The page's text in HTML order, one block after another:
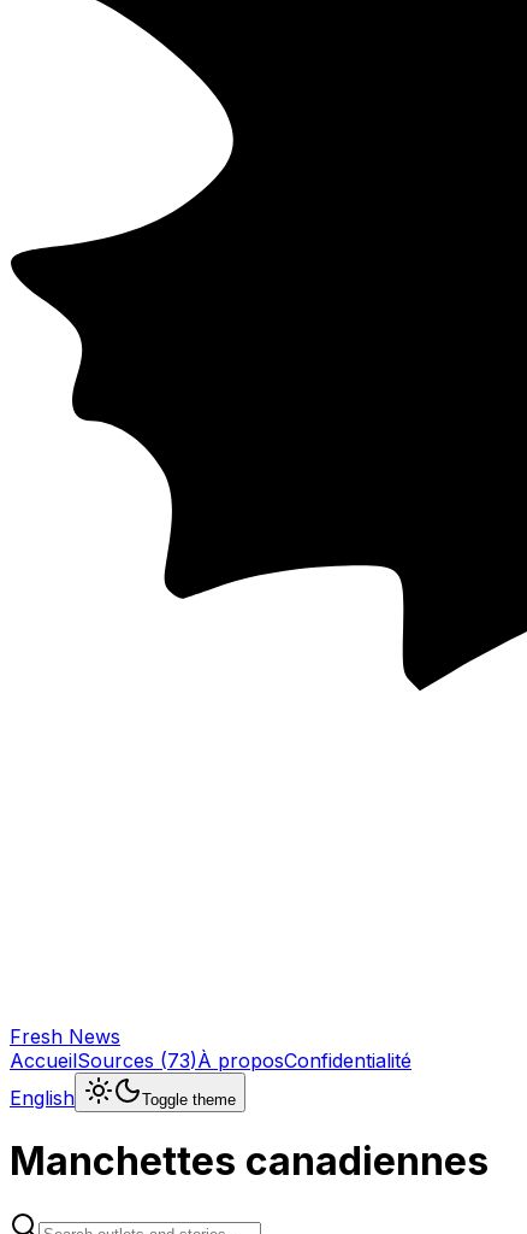
Fresh News
AccueilSources (73)À proposConfidentialité
English
Toggle theme
Manchettes canadiennes